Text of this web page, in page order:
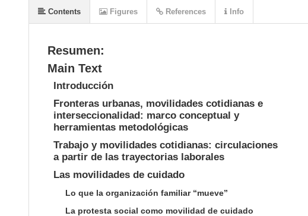
Resumen:
Main Text
Introducción
Fronteras urbanas, movilidades cotidianas e
interseccionalidad: marco conceptual y
herramientas metodológicas
Trabajo y movilidades cotidianas: circulaciones
a partir de las trayectorias laborales
Las movilidades de cuidado
Lo que la organización familiar “mueve”
La protesta social como movilidad de cuidado
Contents Figures References Info